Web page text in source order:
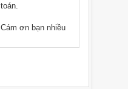
toán.
Cám ơn bạn nhiều